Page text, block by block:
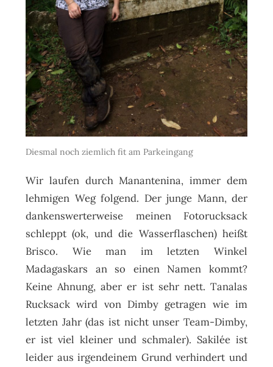
Diesmal noch ziemlich fit am Parkeingang
Wir laufen durch Manantenina, immer dem
lehmigen Weg folgend. Der junge Mann, der
dankenswerterweise meinen Fotorucksack
schleppt (ok, und die Wasserflaschen) heißt
Brisco. Wie man im letzten Winkel
Madagaskars an so einen Namen kommt?
Keine Ahnung, aber er ist sehr nett. Tanalas
Rucksack wird von Dimby getragen wie im
letzten Jahr (das ist nicht unser Team-Dimby,
er ist viel kleiner und schmaler). Sakilée ist
leider aus irgendeinem Grund verhindert und